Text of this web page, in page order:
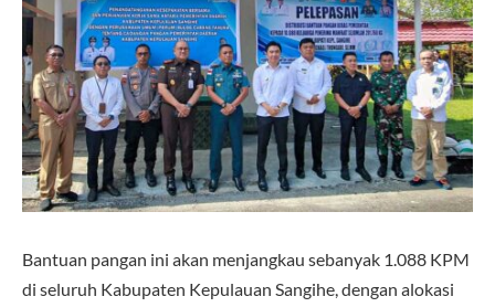
Bantuan pangan ini akan menjangkau sebanyak 1.088 KPM
di seluruh Kabupaten Kepulauan Sangihe, dengan alokasi